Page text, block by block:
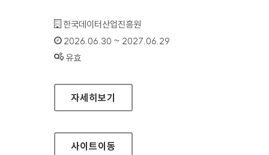
기관명 :
한국데이터산업진흥원
인증기간 :
2026.06.30 ~ 2027.06.29
상태 :
유효
데이터 문제해결은행
자세히보기
사이트이동